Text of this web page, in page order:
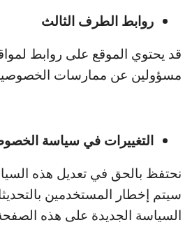
روابط الطرف الثالث
قد يحتوي الموقع على روابط
مسؤولين عن ممارسات الخصوصية
التغييرات في سياسة
نحتفظ بالحق في تعديل هذه
سيتم إخطار المستخدمين
السياسة الجديدة على هذه